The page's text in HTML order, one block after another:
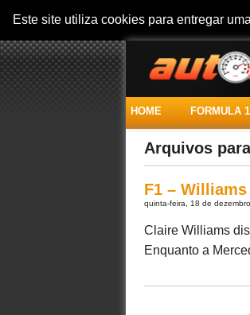
Este site utiliza cookies para entregar
HOME FORMULA 1
Arquivos
F1 –
quinta-feira, 18 de
Claire Williams
Enquanto a